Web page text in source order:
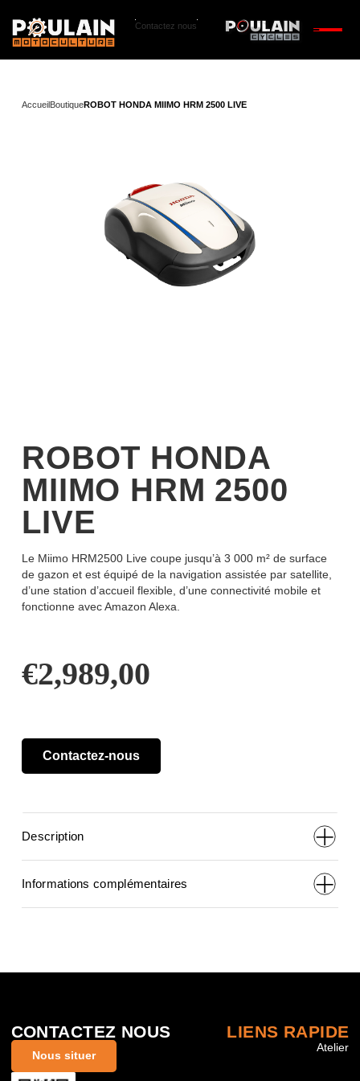
Contactez nous
AccueilBoutiqueROBOT HONDA MIIMO HRM 2500 LIVE
ROBOT HONDA
MIIMO HRM 2500
LIVE
Le Miimo HRM2500 Live coupe jusqu’à 3 000 m² de surface
de gazon et est équipé de la navigation assistée par satellite,
d’une station d’accueil flexible, d’une connectivité mobile et
fonctionne avec Amazon Alexa.
€2,989,00
Contactez-nous
Description
Informations complémentaires
CONTACTEZ NOUS
Nous situer
LIENS RAPIDE
Atelier